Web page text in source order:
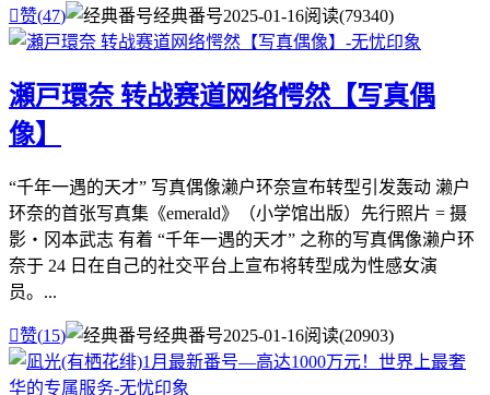
赞(47) 经典番号2025-01-16阅读(79340)
瀬戸環奈 转战赛道网络愕然【写真偶
像】
“千年一遇的天才” 写真偶像濑户环奈宣布转型引发轰动 濑户
环奈的首张写真集《emerald》（小学馆出版）先行照片 = 摄
影・冈本武志 有着 “千年一遇的天才” 之称的写真偶像濑户环
奈于 24 日在自己的社交平台上宣布将转型成为性感女演
员。...
赞(15) 经典番号2025-01-16阅读(20903)